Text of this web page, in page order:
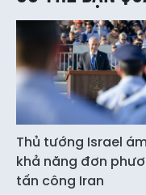
Thủ tướng Israel
khả năng đơn
tấn công Iran